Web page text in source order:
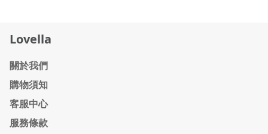
Lovella
關於我們
購物須知
客服中心
服務條款